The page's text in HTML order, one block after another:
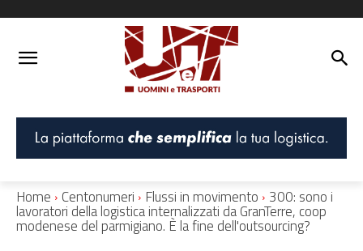
Home Centonumeri Flussi in movimento 300: sono i
lavoratori della logistica internalizzati da GranTerre, coop
modenese del parmigiano. È la fine dell'outsourcing?